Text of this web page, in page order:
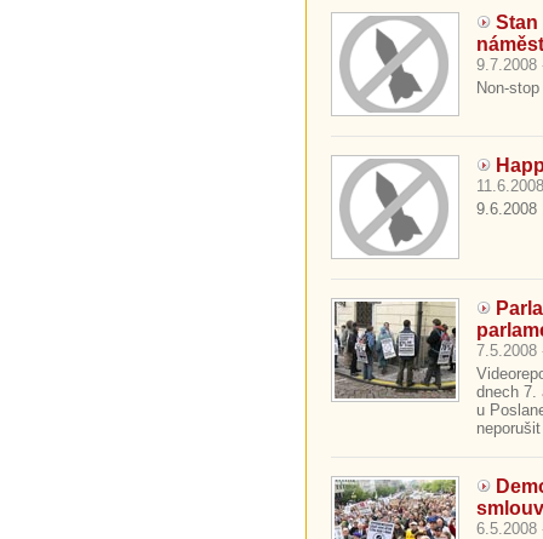
Stan
9.7.2008
Non-
9.6.2008
7.5.2008
dnech 7.
u
6.5.2008